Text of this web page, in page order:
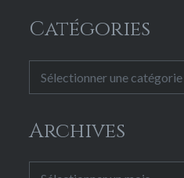
Catégories
Archives